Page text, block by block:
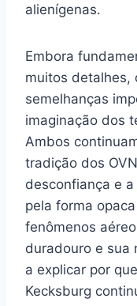
alienígenas.
Embora
muitos detalhes,
semelhanças
imaginação dos
Ambos
tradição dos
desconfiança e
pela forma
fenômenos
duradouro e sua
a explicar por
Kecksburg